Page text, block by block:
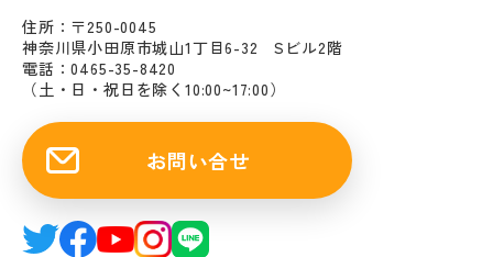
住所：〒250-0045
神奈川県小田原市城山1丁目6-32 Sビル2階
電話：0465-35-8420
（土・日・祝日を除く10:00~17:00）
お問い合せ